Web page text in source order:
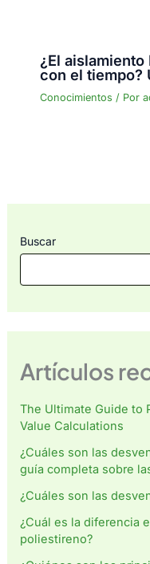
¿El
con el tiempo?
Conocimientos / Por
Buscar
Artículos
The Ultimate Guide to
Value Calculations
¿Cuáles son las
guía completa sobre
¿Cuáles son las
¿Cuál es la diferencia
poliestireno?